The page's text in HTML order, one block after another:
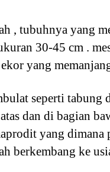
, tubuhnya yang
30-45 cm .
yang
seperti tabung
dan di bagian
yang
berkembang ke